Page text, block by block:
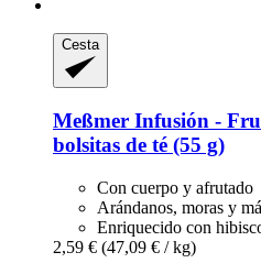
Cesta
Meßmer Infusión -​
bolsitas de té (55 g)
Con cuerpo y afrutado
Arándanos, moras y
Enriquecido con
2,59 € (47,09 € / kg)